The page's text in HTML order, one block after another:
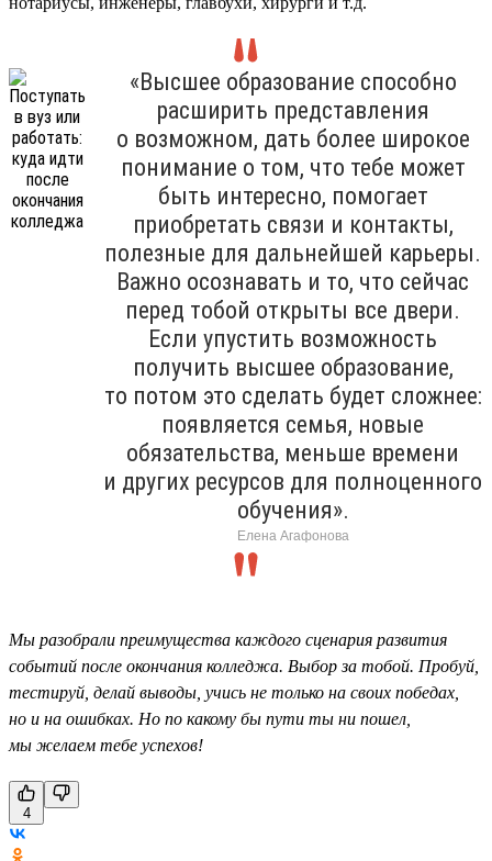
«Высшее образование способно
расширить представления
о возможном, дать более широкое
понимание о том, что тебе может
быть интересно, помогает
приобретать связи и контакты,
полезные для дальнейшей карьеры.
Важно осознавать и то, что сейчас
перед тобой открыты все двери.
Если упустить возможность
получить высшее образование,
то потом это сделать будет сложнее:
появляется семья, новые
обязательства, меньше времени
и других ресурсов для полноценного
обучения».
Елена Агафонова
Мы разобрали преимущества каждого сценария развития
событий после окончания колледжа. Выбор за тобой. Пробуй,
тестируй, делай выводы, учись не только на своих победах,
но и на ошибках. Но по какому бы пути ты ни пошел,
мы желаем тебе успехов!
4